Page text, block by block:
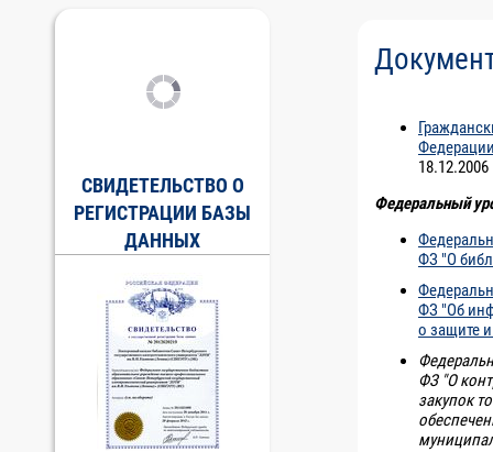
СВИДЕТЕЛЬСТВО О
РЕГИСТРАЦИИ БАЗЫ
ДАННЫХ
Федеральный
ФЗ "О
ФЗ "Об
о защите
ФЗ "О
закупок